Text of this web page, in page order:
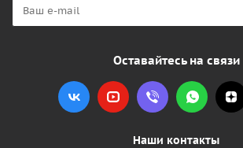
Оставайтесь на связи
Наши контакты